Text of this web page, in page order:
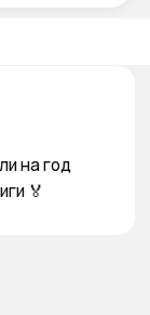
на год
🏅